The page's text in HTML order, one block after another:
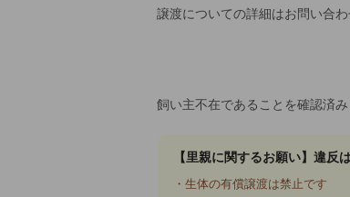
譲渡についての詳細はお問い合わ
飼い主不在であることを確認済み
【里親に関するお願い】違反
・生体の有償譲渡は禁止です